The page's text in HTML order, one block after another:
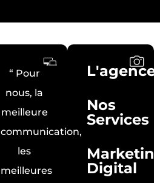
L'agence
Nos
Services
Digital
“ Pour
nous, la
meilleure
communication,
les
meilleures